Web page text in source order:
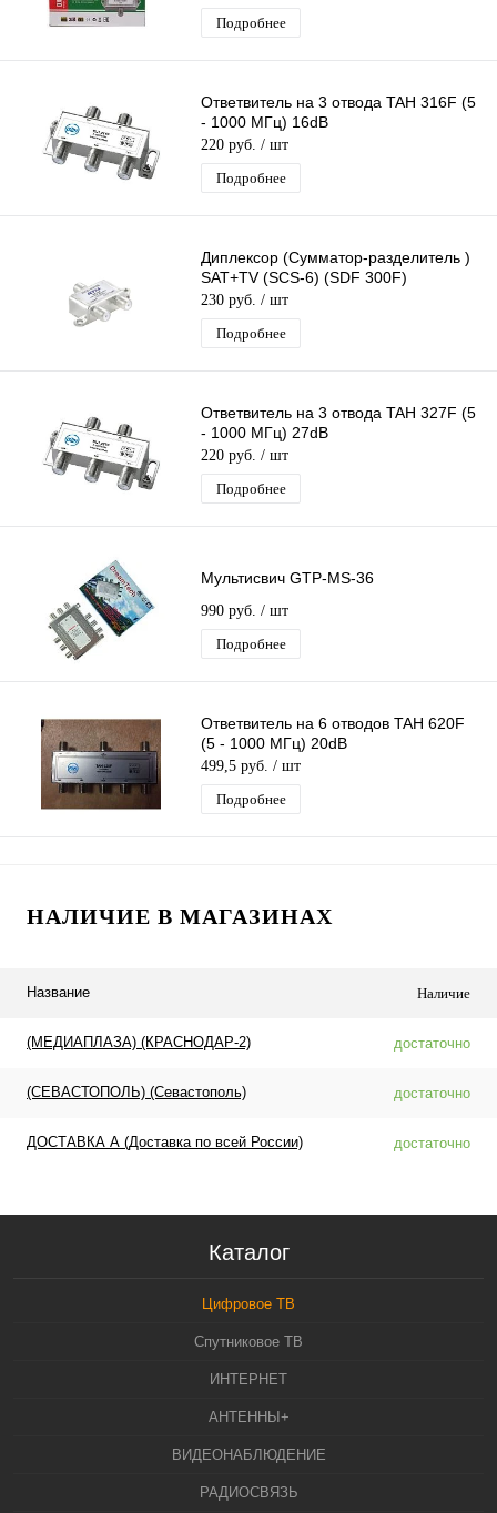
Подробнее
Ответвитель на 3 отвода TAH 316F (5
- 1000 МГц) 16dB
220 руб. / шт
Подробнее
Диплексор (Сумматор-разделитель )
SAT+TV (SCS-6) (SDF 300F)
230 руб. / шт
Подробнее
Ответвитель на 3 отвода TAH 327F (5
- 1000 МГц) 27dB
220 руб. / шт
Подробнее
Мультисвич GTP-MS-36
990 руб. / шт
Подробнее
Ответвитель на 6 отводов TAH 620F
(5 - 1000 МГц) 20dB
499,5 руб. / шт
Подробнее
НАЛИЧИЕ В МАГАЗИНАХ
Название Наличие
(МЕДИАПЛАЗА) (КРАСНОДАР-2) достаточно
(СЕВАСТОПОЛЬ) (Севастополь) достаточно
ДОСТАВКА А (Доставка по всей России) достаточно
Каталог
Цифровое ТВ
Спутниковое ТВ
ИНТЕРНЕТ
АНТЕННЫ+
ВИДЕОНАБЛЮДЕНИЕ
РАДИОСВЯЗЬ